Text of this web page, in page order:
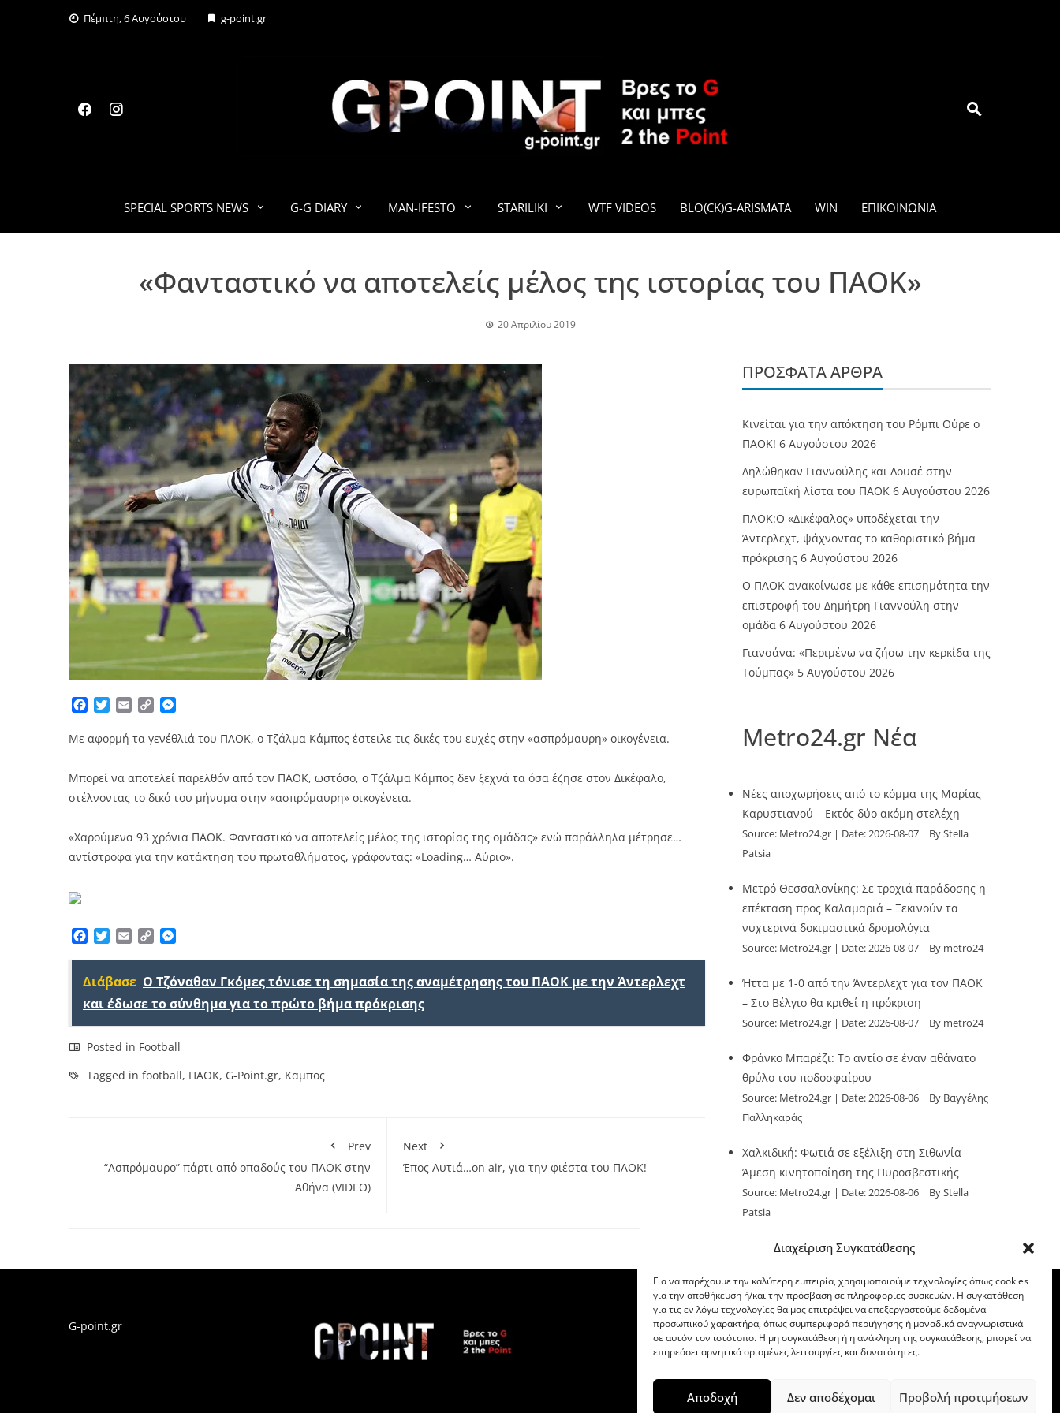
Διαχείριση Συγκατάθεσης
Για να παρέχουμε την καλύτερη εμπειρία, χρησιμοποιούμε τεχνολογίες όπως cookies
για την αποθήκευση ή/και την πρόσβαση σε πληροφορίες συσκευών. Η συγκατάθεση
για τις εν λόγω τεχνολογίες θα μας επιτρέψει να επεξεργαστούμε δεδομένα
προσωπικού χαρακτήρα, όπως συμπεριφορά περιήγησης ή μοναδικά αναγνωριστικά
σε αυτόν τον ιστότοπο. Η μη συγκατάθεση ή η ανάκληση της συγκατάθεσης, μπορεί να
επηρεάσει αρνητικά ορισμένες λειτουργίες και δυνατότητες.
Αποδοχή Δεν αποδέχομαι Προβολή προτιμήσεων
Πέμπτη, 6 Αυγούστου g-point.gr
G-POINT.GR
SPECIAL SPORTS NEWS G-G DIARY MAN-IFESTO STARILIKI WTF VIDEOS BLO(CK)G-ARISMATA WIN ΕΠΙΚΟΙΝΩΝΊΑ
«Φανταστικό να αποτελείς μέλος της ιστορίας του ΠΑΟΚ»
20 Απριλίου 2019
Facebook
TwitterEmailCopy
Με αφορμή τα γενέθλιά του ΠΑΟΚ, ο Τζάλμα Κάμπος έστειλε τις δικές του ευχές στην «ασπρόμαυρη» οικογένεια.
Μπορεί να αποτελεί παρελθόν από τον ΠΑΟΚ, ωστόσο, ο Τζάλμα Κάμπος δεν ξεχνά τα όσα έζησε στον Δικέφαλο,
στέλνοντας το δικό του μήνυμα στην «ασπρόμαυρη» οικογένεια.
«Χαρούμενα 93 χρόνια ΠΑΟΚ. Φανταστικό να αποτελείς μέλος της ιστορίας της ομάδας» ενώ παράλληλα μέτρησε…
αντίστροφα για την κατάκτηση του πρωταθλήματος, γράφοντας: «Loading… Αύριο».
Facebook
TwitterEmailCopy
Διάβασε Ο Τζόναθαν Γκόμες τόνισε τη σημασία της αναμέτρησης του ΠΑΟΚ με την Άντερλεχτ
και έδωσε το σύνθημα για το πρώτο βήμα πρόκρισης
Posted in Football
Tagged in football, ΠΑΟΚ, G-Point.gr, Καμπος
Prev
“Ασπρόμαυρο” πάρτι από οπαδούς του ΠΑΟΚ στην
Αθήνα (VIDEO)
Next
Έπος Αυτιά…on air, για την φιέστα του ΠΑΟΚ!
ΠΡΌΣΦΑΤΑ ΆΡΘΡΑ
Κινείται για την απόκτηση του Ρόμπι Ούρε ο
ΠΑΟΚ! 6 Αυγούστου 2026
Δηλώθηκαν Γιαννούλης και Λουσέ στην
ευρωπαϊκή λίστα του ΠΑΟΚ 6 Αυγούστου 2026
ΠΑΟΚ:Ο «Δικέφαλος» υποδέχεται την
Άντερλεχτ, ψάχνοντας το καθοριστικό βήμα
πρόκρισης 6 Αυγούστου 2026
Ο ΠΑΟΚ ανακοίνωσε με κάθε επισημότητα την
επιστροφή του Δημήτρη Γιαννούλη στην
ομάδα 6 Αυγούστου 2026
Γιανσάνα: «Περιμένω να ζήσω την κερκίδα της
Τούμπας» 5 Αυγούστου 2026
Metro24.gr Νέα
Νέες αποχωρήσεις από το κόμμα της Μαρίας
Καρυστιανού – Εκτός δύο ακόμη στελέχη
Source: Metro24.gr Date: 2026-08-07
By Stella
Patsia
Μετρό Θεσσαλονίκης: Σε τροχιά παράδοσης η
επέκταση προς Καλαμαριά – Ξεκινούν τα
νυχτερινά δοκιμαστικά δρομολόγια
Source: Metro24.gr Date: 2026-08-07 By metro24
Ήττα με 1-0 από την Άντερλεχτ για τον ΠΑΟΚ
– Στο Βέλγιο θα κριθεί η πρόκριση
Source: Metro24.gr Date: 2026-08-07 By metro24
Φράνκο Μπαρέζι: Το αντίο σε έναν αθάνατο
θρύλο του ποδοσφαίρου
Source: Metro24.gr Date: 2026-08-06
By Βαγγέλης
Παλληκαράς
Χαλκιδική: Φωτιά σε εξέλιξη στη Σιθωνία –
Άμεση κινητοποίηση της Πυροσβεστικής
Source: Metro24.gr Date: 2026-08-06
By Stella
Patsia
G-point.gr